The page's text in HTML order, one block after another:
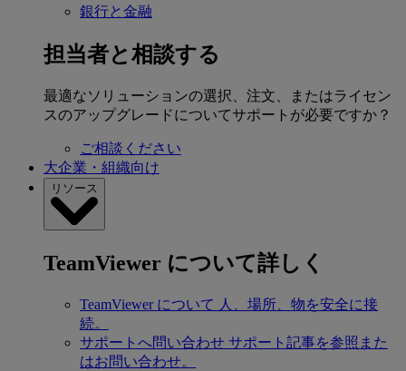
銀行と金融
担当者と相談する
最適なソリューションの選択、注文、またはライセン
スのアップグレードについてサポートが必要ですか？
ご相談ください
大企業・組織向け
リソース
TeamViewer について詳しく
TeamViewer について 人、場所、物を安全に接
続。
サポートへ問い合わせ サポート記事を参照また
はお問い合わせ。